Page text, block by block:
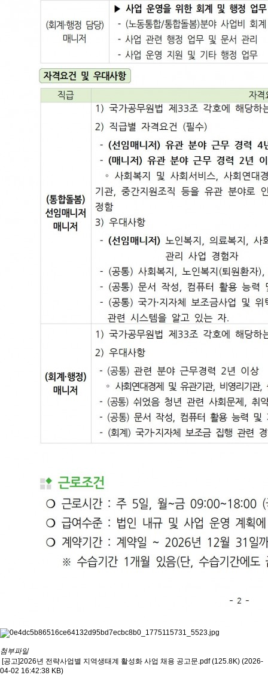
첨부파일
[공고]2026년 전략사업별 지역생태계 활성화 사업 채용 공고문.pdf (125.8K) (2026-
04-02 16:42:38 KB)